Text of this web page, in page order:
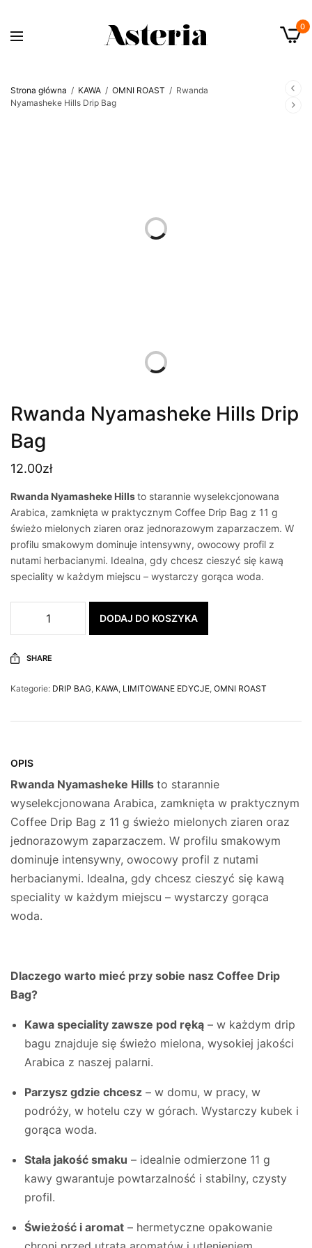
0
Strona główna / KAWA / OMNI ROAST / Rwanda
Nyamasheke Hills Drip Bag
Rwanda Nyamasheke Hills Drip
Bag
12.00zł
Rwanda Nyamasheke Hillsto starannie wyselekcjonowana
Arabica, zamknięta w praktycznym Coffee Drip Bag z 11 g
świeżo mielonych ziaren oraz jednorazowym zaparzaczem. W
profilu smakowym dominuje intensywny, owocowy profil z
nutami herbacianymi. Idealna, gdy chcesz cieszyć się kawą
speciality w każdym miejscu – wystarczy gorąca woda.
DODAJ DO KOSZYKA
SHARE
Kategorie: DRIP BAG, KAWA, LIMITOWANE EDYCJE, OMNI ROAST
OPIS
Rwanda Nyamasheke Hillsto starannie
wyselekcjonowana Arabica, zamknięta w praktycznym
Coffee Drip Bag z 11 g świeżo mielonych ziaren oraz
jednorazowym zaparzaczem. W profilu smakowym
dominuje intensywny, owocowy profil z nutami
herbacianymi. Idealna, gdy chcesz cieszyć się kawą
speciality w każdym miejscu – wystarczy gorąca
woda.
Dlaczego warto mieć przy sobie nasz Coffee Drip
Bag?
Kawa speciality zawsze pod ręką – w każdym drip
bagu znajduje się świeżo mielona, wysokiej jakości
Arabica z naszej palarni.
Parzysz gdzie chcesz – w domu, w pracy, w
podróży, w hotelu czy w górach. Wystarczy kubek i
gorąca woda.
Stała jakość smaku – idealnie odmierzone 11 g
kawy gwarantuje powtarzalność i stabilny, czysty
profil.
Świeżość i aromat – hermetyczne opakowanie